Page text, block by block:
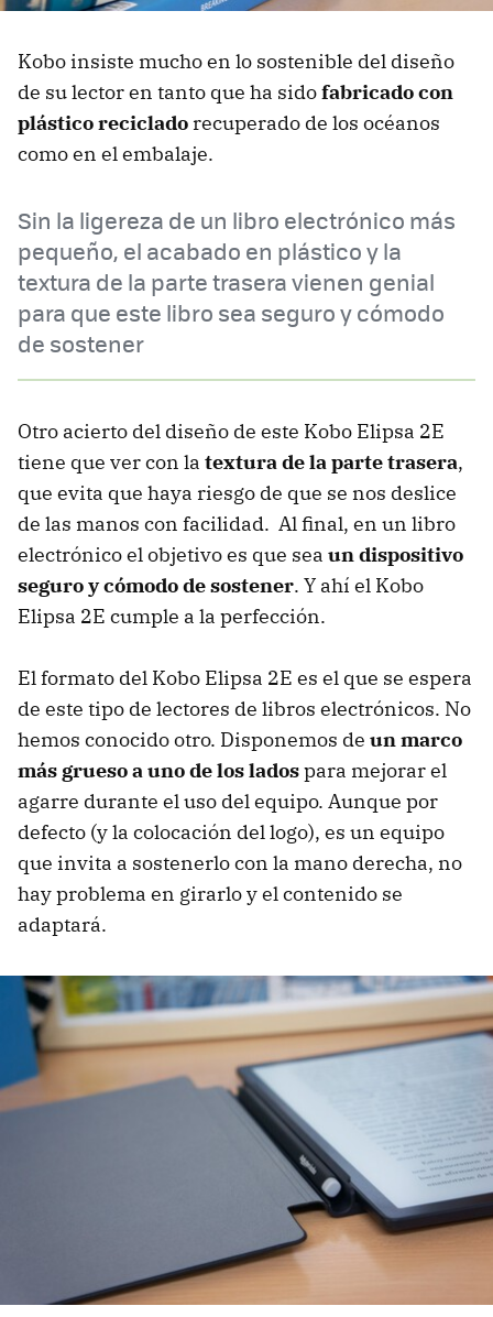
Kobo insiste mucho en lo sostenible del diseño
de su lector en tanto que ha sidofabricado con
plástico reciclado recuperado de los océanos
como en el embalaje.
Sin la ligereza de un libro electrónico más
pequeño, el acabado en plástico y la
textura de la parte trasera vienen genial
para que este libro sea seguro y cómodo
de sostener
Otro acierto del diseño de este Kobo Elipsa 2E
tiene que ver con la textura de la parte trasera,
que evita que haya riesgo de que se nos deslice
de las manos con facilidad. Al final, en un libro
electrónico el objetivo es que sea un dispositivo
seguro y cómodo de sostener. Y ahí el Kobo
Elipsa 2E cumple a la perfección.
El formato del Kobo Elipsa 2E es el que se espera
de este tipo de lectores de libros electrónicos. No
hemos conocido otro. Disponemos de un marco
más grueso a uno de los ladospara mejorar el
agarre durante el uso del equipo. Aunque por
defecto (y la colocación del logo), es un equipo
que invita a sostenerlo con la mano derecha, no
hay problema en girarlo y el contenido se
adaptará.